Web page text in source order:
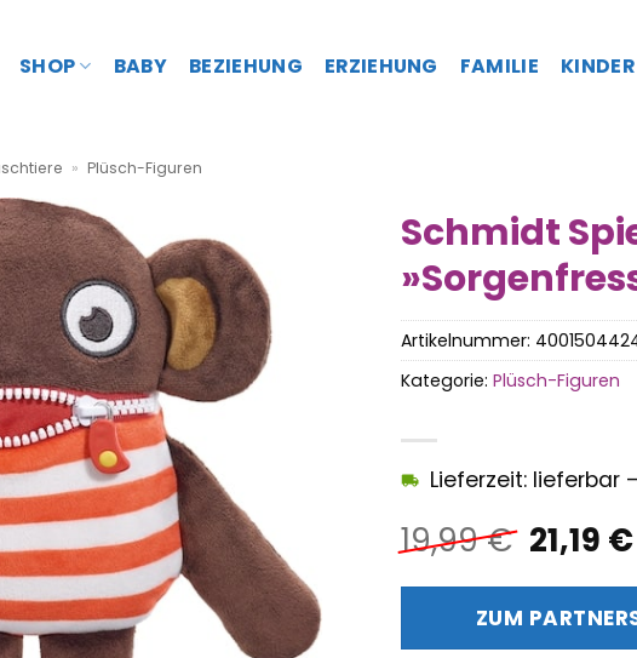
SHOP BABY BEZIEHUNG ERZIEHUNG FAMILIE KINDER
» Plüsch-Figuren
Schmidt
19,99€
Preis
war:
19,99
21,19 €
Lieferzeit: lieferbar
ZUM
Artikelnummer:
Kategorie: Plüsch-Figuren